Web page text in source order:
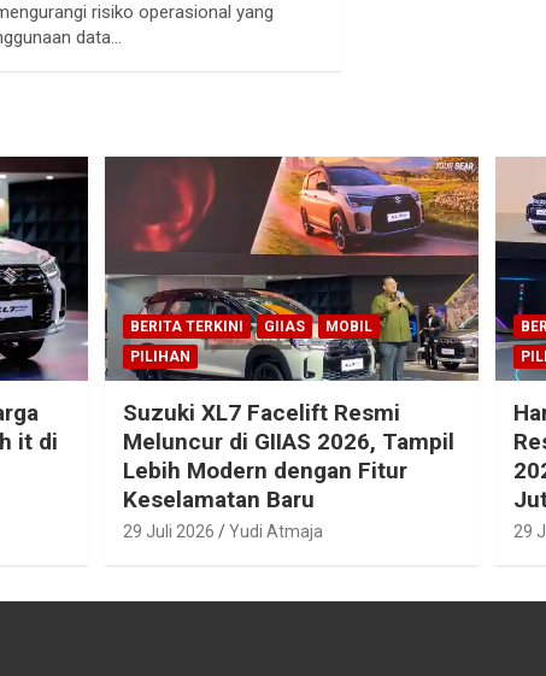
risiko operasional yang
data…
it di
BERITA TERKINI GIIAS
MOBIL
PILIHAN
Suzuki XL7 Facelift Resmi
Meluncur di GIIAS 2026, Tampil
Lebih Modern dengan Fitur
Keselamatan Baru
29 Juli 2026 Yudi Atmaja 29